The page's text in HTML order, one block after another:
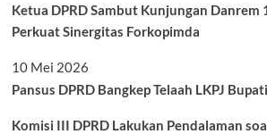
Ketua DPRD Sambut Kunjungan Danrem
Perkuat Sinergitas Forkopimda
10 Mei 2026
Pansus DPRD Bangkep Telaah LKPJ
Komisi III DPRD Lakukan Pendalaman